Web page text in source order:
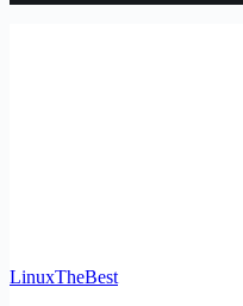
LinuxTheBest